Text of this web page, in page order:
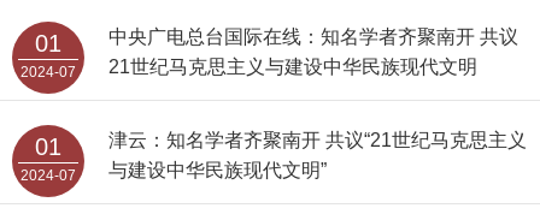
01
2024-07
中央广电总台国际在线：知名学者齐聚南开 共议
21世纪马克思主义与建设中华民族现代文明
01
2024-07
津云：知名学者齐聚南开 共议“21世纪马克思主义
与建设中华民族现代文明”